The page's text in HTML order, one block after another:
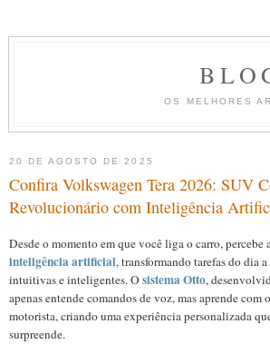
OS MELHORES
20 DE AGOSTO DE 2025
Confira Volkswagen Tera 2026: SUV
Revolucionário com Inteligência
Desde o momento em que você liga o carro, percebe
inteligência artificial, transformando tarefas do dia
intuitivas e inteligentes. O sistema Otto,
apenas entende comandos de voz, mas aprende com
motorista, criando uma experiência personalizada
surpreende.